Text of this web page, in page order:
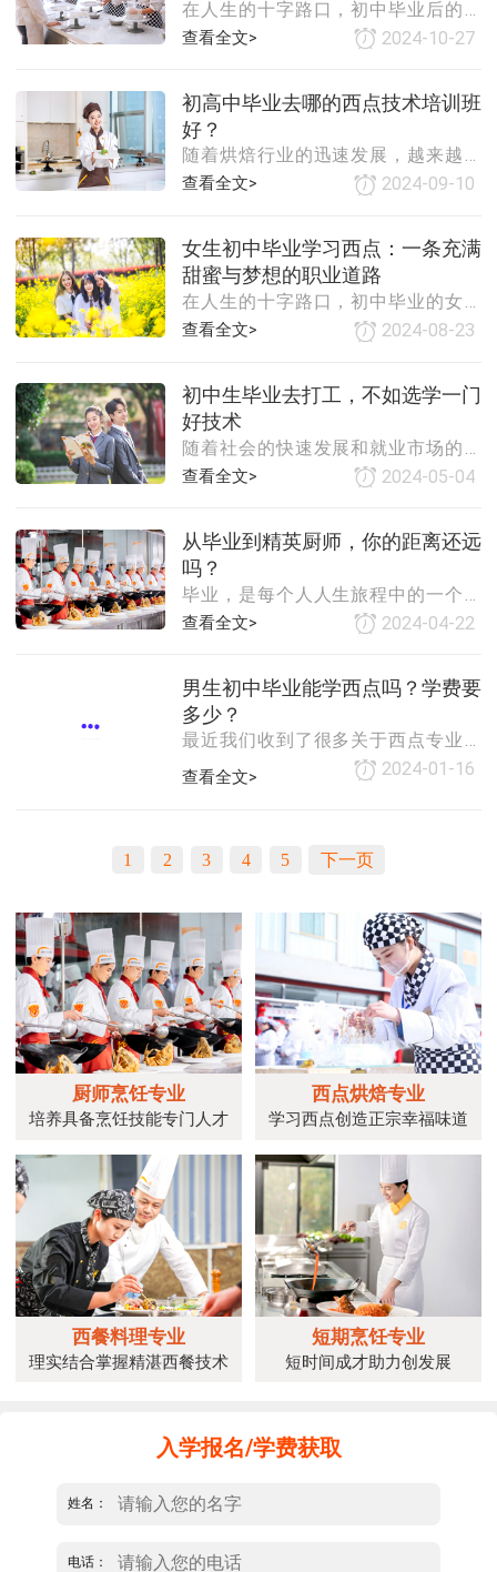
客对于西餐的需求也在不断增加。因
此，从市场需求的角度来看，毕业学
职业发展的机会。毕业生可以选择在
餐厅、酒店、旅游
在人生的十字路口，初中毕业后的选
择显得尤为重要。随着社会的快速发
烘焙以其独特的魅力吸引着越来越多
的年轻人。那么，初中毕业学西点烘
焙究竟如何呢？本文将从多个角度进
行探讨。一、西点烘焙行业的广阔前
和消费观念的转变，对高品质生活的
追求使得西点烘焙产品成为日常饮食
的重要组成部分。
2024-10-27
查看全文>
初高中毕业去哪的西点技术培训班
好？
随着烘焙行业的迅速发展，越来越多
的人选择进入西点行业，成为了一名
技术培训班呢？本文将从以下几个方
面为大家进行分析和推荐。一、培训
机构的资
2024-09-10
查看全文>
女生初中毕业学习西点：一条充满
甜蜜与梦想的职业道路
在人生的十字路口，初中毕业的女生
面临着诸多选择，而学习西点烘焙，
求创意与美感的年轻女性而言，西点
烘焙不仅是一门技艺，更是一种生活
态度和艺术追求。本文将探讨女生初
中毕业学习西点的优势、挑战以及未
美结合**1. 兴趣驱动，学习动力足女生
天生对美好事物有着敏锐的感知力和
创造力，
2024-08-23
查看全文>
初中生毕业去打工，不如选学一门
好技术
随着社会的快速发展和就业市场的不
断变化，初中生毕业后的选择显得尤
来打下坚实基础？本文将从多个角度
探讨这一问题，并强调学技术的重要
性。一、初中生毕业后打工的利弊对
于许多初中生来说，毕业后选择打工
诸多利弊。从利的方面来看，打工可
以让学生更早地接触社会，了解工作
环境和人际关系。
2024-05-04
查看全文>
从毕业到精英厨师，你的距离还远
吗？
毕业，是每个人人生旅程中的一个重
要节点，它标志着学生时代的结束，
人来说，从毕业到成为一名精英厨师
的旅程，既充满了挑战，也充满了机
遇。毕业后，初入厨房的新人可能会
感到迷茫和无助。厨房是一个充满高
温、高压的工作环境，要求厨师们具
战，激发了厨师们不断学习和进步的
2024-04-22
查看全文>
男生初中毕业能学西点吗？学费要
多少？
最近我们收到了很多关于西点专业的
询问，比如西点烘焙是不是更适合女
孩子学啊？男生学完西点烘焙都能去
想告诉大家：当
2024-01-16
查看全文>
1 2 3 4 5 下一页
厨师烹饪专业
培养具备烹饪技能专门人才
西点烘焙专业
学习西点创造正宗幸福味道
西餐料理专业
理实结合掌握精湛西餐技术
短期烹饪专业
短时间成才助力创发展
入学报名/学费获取
姓名：
电话：